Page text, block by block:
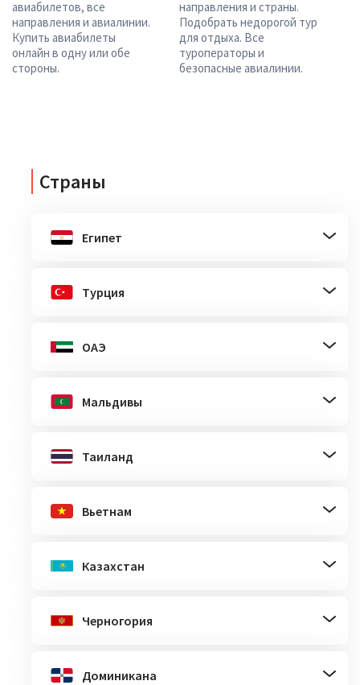
авиабилетов, все
направления и авиалинии.
Купить авиабилеты
онлайн в одну или обе
стороны.
направления и страны.
Подобрать недорогой тур
для отдыха. Все
туроператоры и
безопасные авиалинии.
Страны
Египет
Турция
ОАЭ
Мальдивы
Таиланд
Вьетнам
Казахстан
Черногория
Доминикана